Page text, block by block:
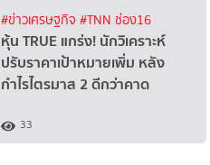
#ข่าวเศรษฐกิจ #TNN ช่อง16
หุ้น TRUE แกร่ง! นักวิเคราะห์
ปรับราคาเป้าหมายเพิ่ม หลัง
กำไรไตรมาส 2 ดีกว่าคาด
33